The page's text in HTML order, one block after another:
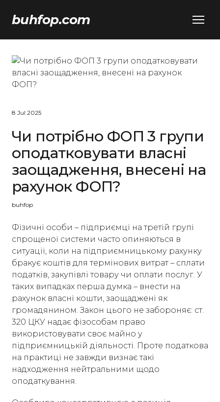
buhfop.com
8 Jul 2025
Чи потрібно ФОП 3 групи
оподатковувати власні
заощадження, внесені на
рахунок ФОП?
buhfop
Фізичні особи – підприємці на третій групі
спрощеної системи часто опиняються в
ситуації, коли на підприємницькому рахунку
бракує коштів для термінових витрат – сплати
податків, закупівлі товару чи оплати послуг. У
таких випадках перша думка – внести на
рахунок власні кошти, заощаджені як
громадянином. Закон цього не забороняє: ст.
320 ЦКУ надає фізособам право
використовувати своє майно у
підприємницькій діяльності. Проте податкова
на практиці не завжди визнає такі
надходження нейтральними щодо
оподаткування.